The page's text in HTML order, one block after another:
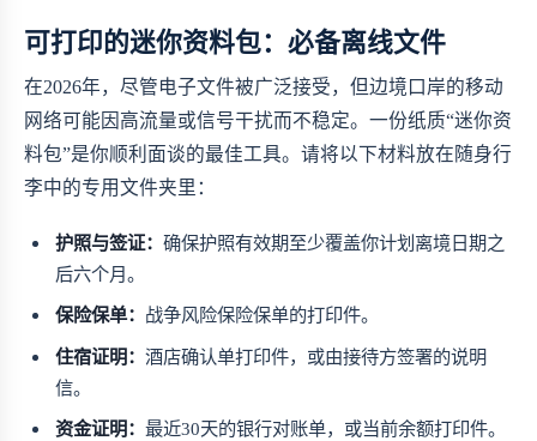
可打印的迷你资料包：必备离线文件
在2026年，尽管电子文件被广泛接受，但边境口岸的移动
网络可能因高流量或信号干扰而不稳定。一份纸质“迷你资
料包”是你顺利面谈的最佳工具。请将以下材料放在随身行
李中的专用文件夹里：
护照与签证：确保护照有效期至少覆盖你计划离境日期之
后六个月。
保险保单： 战争风险保险保单的打印件。
住宿证明：酒店确认单打印件，或由接待方签署的说明
信。
资金证明：最近30天的银行对账单，或当前余额打印件。